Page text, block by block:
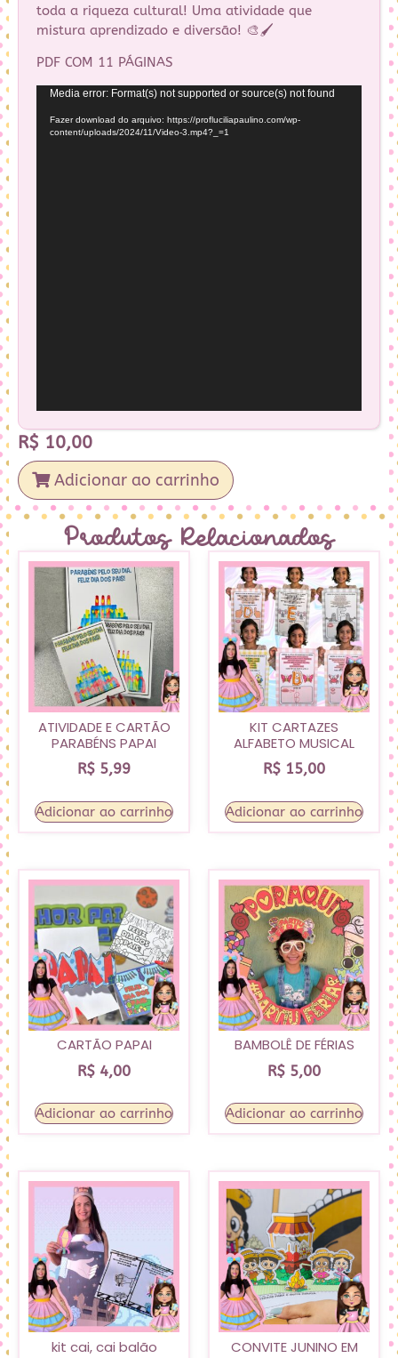
toda a riqueza cultural! Uma atividade que
mistura aprendizado e diversão! 🎨🖌️
PDF COM 11 PÁGINAS
Tocador
de
vídeo
Media error: Format(s) not supported or source(s) not found
Fazer download do arquivo: https://profluciliapaulino.com/wp-
content/uploads/2024/11/Video-3.mp4?_=1
R$ 10,00
Adicionar ao carrinho
Produtos Relacionados
ATIVIDADE E CARTÃO
PARABÉNS PAPAI
R$ 5,99
Adicionar ao carrinho
KIT CARTAZES
ALFABETO MUSICAL
R$ 15,00
Adicionar ao carrinho
CARTÃO PAPAI
R$ 4,00
Adicionar ao carrinho
BAMBOLÊ DE FÉRIAS
R$ 5,00
Adicionar ao carrinho
kit cai, cai balão
CONVITE JUNINO EM